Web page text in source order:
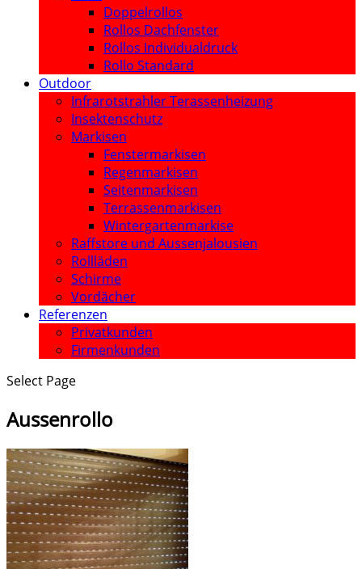
Doppelrollos
Rollos Dachfenster
Rollos Individualdruck
Rollo Standard
Outdoor
Infrarotstrahler Terassenheizung
Insektenschutz
Markisen
Fenstermarkisen
Regenmarkisen
Seitenmarkisen
Terrassenmarkisen
Wintergartenmarkise
Raffstore und Aussenjalousien
Rollläden
Schirme
Vordächer
Referenzen
Privatkunden
Firmenkunden
Select Page
Aussenrollo